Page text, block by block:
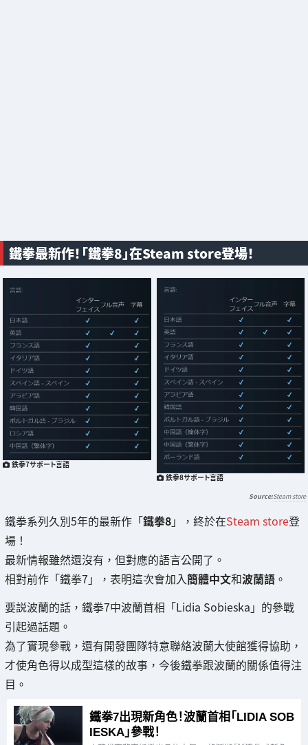
鐵拳最新作！「鐵拳8」在Steam store登場！
鉄拳7サポート言語
鉄拳8サポート言語
Steam store
鐵拳系列久別5年的最新作「鐵拳8」，終於在Steam store登
場！
最新情報雖然還沒有，但對應的語言公開了。
相對前作「鐵拳7」，表明這次會加入簡體中文和波蘭語 。
要説波蘭的話，鐵拳7中波蘭首相「Lidia Sobieska」的參戰
引起過話題。
為了實現參戰，還有開發團隊特意聯絡波蘭大使館獲得協助，
才使角色得以成型這樣的故事，今後鐵拳跟波蘭的關係值得注
目。